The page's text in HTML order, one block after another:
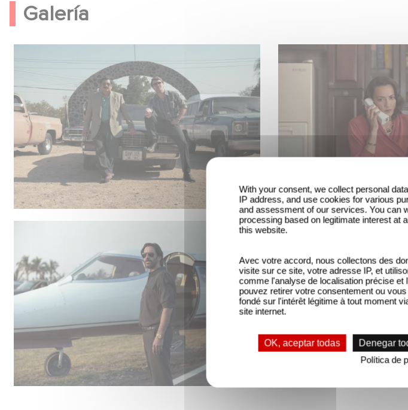
Galería
With your consent, we collect personal
IP address, and use cookies for various
and assessment of our services. You can
processing based on legitimate interest at
this website.
Avec votre accord, nous collectons des
visite sur ce site, votre adresse IP, et
comme l'analyse de localisation précise et
pouvez retirer votre consentement ou
fondé sur l'intérêt légitime à tout moment
site internet.
OK, aceptar todas Denegar
Política de